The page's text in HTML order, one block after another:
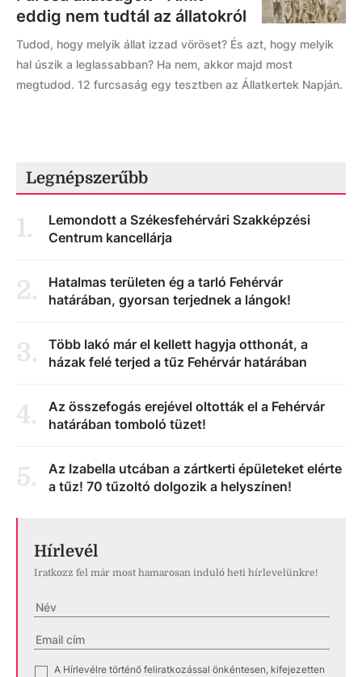
eddig nem tudtál az állatokról
Tudod, hogy melyik állat izzad vöröset? És azt, hogy melyik
hal úszik a leglassabban? Ha nem, akkor majd most
megtudod. 12 furcsaság egy tesztben az Állatkertek Napján.
Legnépszerűbb
1.
Lemondott a Székesfehérvári Szakképzési
Centrum kancellárja
2.
Hatalmas területen ég a tarló Fehérvár
határában, gyorsan terjednek a lángok!
3.
Több lakó már el kellett hagyja otthonát, a
házak felé terjed a tűz Fehérvár határában
4.
Az összefogás erejével oltották el a Fehérvár
határában tomboló tüzet!
5.
Az Izabella utcában a zártkerti épületeket elérte
a tűz! 70 tűzoltó dolgozik a helyszínen!
Hírlevél
Iratkozz fel már most hamarosan induló heti hírlevelünkre!
A Hírlevélre történő feliratkozással önkéntesen, kifejezetten